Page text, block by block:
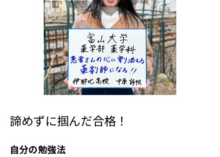
諦めずに掴んだ合格！
自分の勉強法